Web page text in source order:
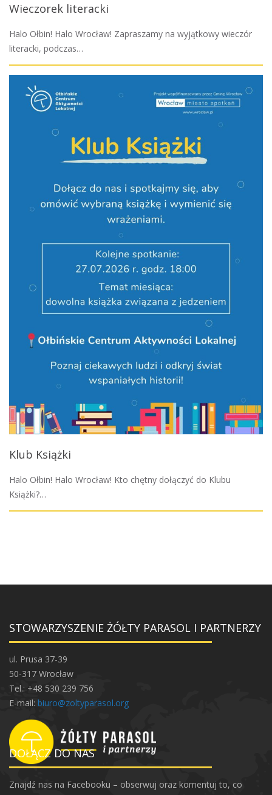
Wieczorek literacki
Halo Ołbin! Halo Wrocław! Zapraszamy na wyjątkowy wieczór
literacki, podczas…
Klub Książki
Halo Ołbin! Halo Wrocław! Kto chętny dołączyć do Klubu
Książki?…
STOWARZYSZENIE ŻÓŁTY PARASOL I PARTNERZY
ul. Prusa 37-39
50-317 Wrocław
Tel.: +48 530 239 756
E-mail: biuro@zoltyparasol.org
DOŁĄCZ DO NAS
Znajdź nas na Facebooku – obserwuj oraz komentuj to, co